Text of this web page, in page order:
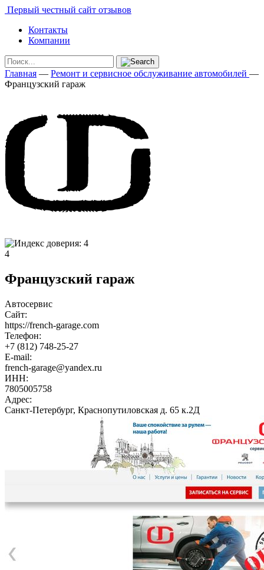
Первый честный сайт отзывов
Контакты
Компании
Главная — Ремонт и сервисное обслуживание автомобилей —
Французский гараж
4
Французский гараж
Автосервис
Сайт:
https://french-garage.com
Телефон:
+7 (812) 748-25-27
E-mail:
french-garage@yandex.ru
ИНН:
7805005758
Адрес:
Санкт-Петербург, Краснопутиловская д. 65 к.2Д